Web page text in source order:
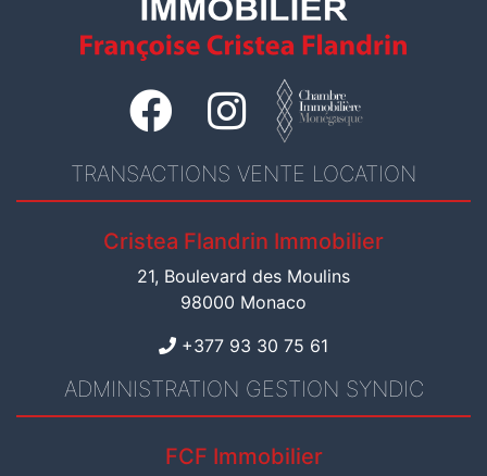
TRANSACTIONS VENTE LOCATION
Cristea Flandrin Immobilier
21, Boulevard des Moulins
98000 Monaco
+377 93 30 75 61
ADMINISTRATION GESTION SYNDIC
FCF Immobilier